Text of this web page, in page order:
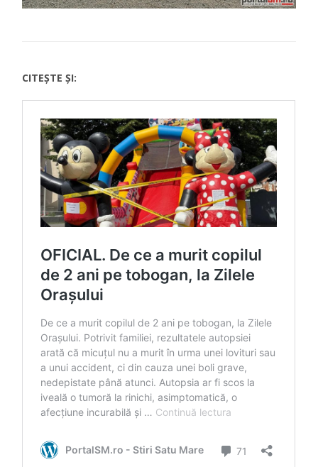
CITEȘTE ȘI: